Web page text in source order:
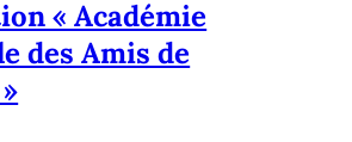
« Académie
des Amis de